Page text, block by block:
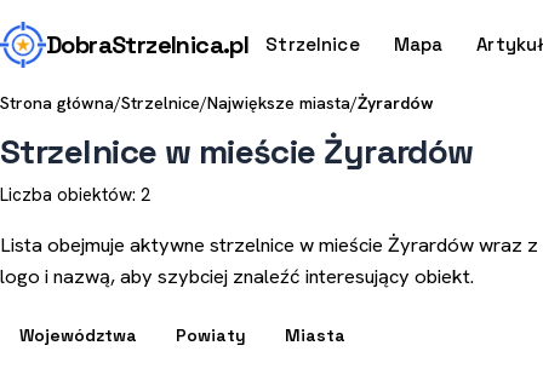
DobraStrzelnica.pl Strzelnice Mapa
Strona główna/Strzelnice/Największe miasta/Żyrardów
Strzelnice w mieście Żyrardów
Liczba obiektów: 2
Lista obejmuje aktywne strzelnice w mieście Żyrardów wraz z
logo i nazwą, aby szybciej znaleźć interesujący obiekt.
Województwa Powiaty Miasta